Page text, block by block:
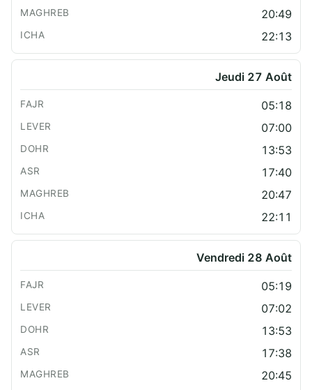
20:49
22:13
Jeudi 27 Août
05:18
07:00
13:53
17:40
20:47
22:11
Vendredi 28 Août
05:19
07:02
13:53
17:38
20:45